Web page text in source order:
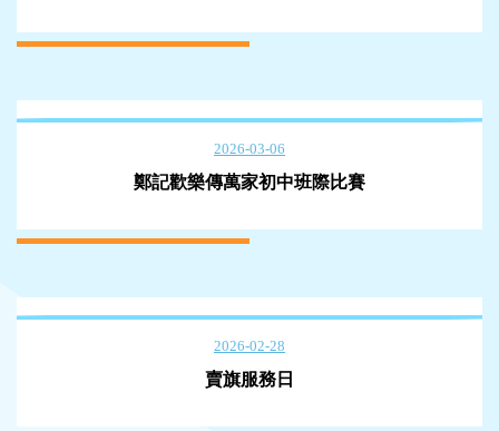
2026-03-06
鄭記歡樂傳萬家初中班際比賽
2026-02-28
賣旗服務日